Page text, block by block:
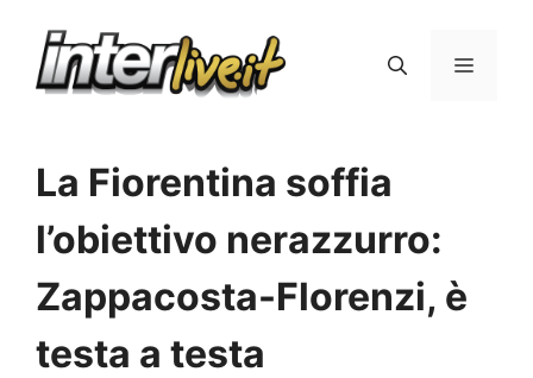
Menu
La Fiorentina soffia
l’obiettivo nerazzurro:
Zappacosta-Florenzi, è
testa a testa